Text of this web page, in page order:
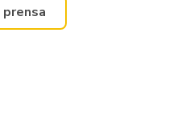
prensa